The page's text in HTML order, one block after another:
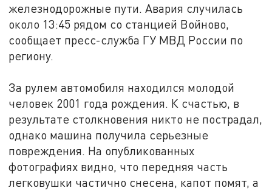
железнодорожные пути. Авария случилась
около 13:45 рядом со станцией Войново,
сообщает пресс-служба ГУ МВД России по
региону.
За рулем автомобиля находился молодой
человек 2001 года рождения. К счастью, в
результате столкновения никто не пострадал,
однако машина получила серьезные
повреждения. На опубликованных
фотографиях видно, что передняя часть
легковушки частично снесена, капот помят, а